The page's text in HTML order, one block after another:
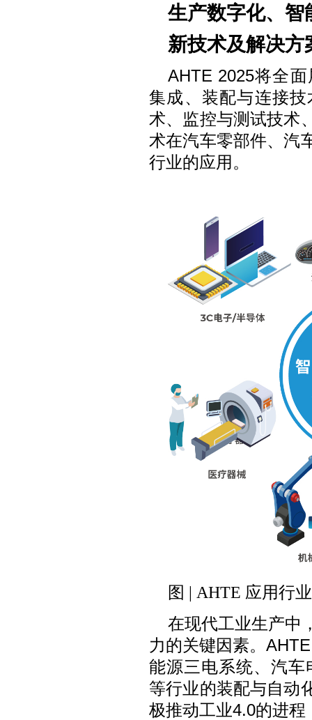
生产数字化、智
新技术及解决方
AHTE 2025将全
集成、装配与连接
术、监控与测试技术
术在汽车零部件、汽
行业的应用。
图 | AHTE 应用行
在现代工业生产中
力的关键因素。
能源三电系统、汽
等行业的装配与自动
极推动工业4.0的进程